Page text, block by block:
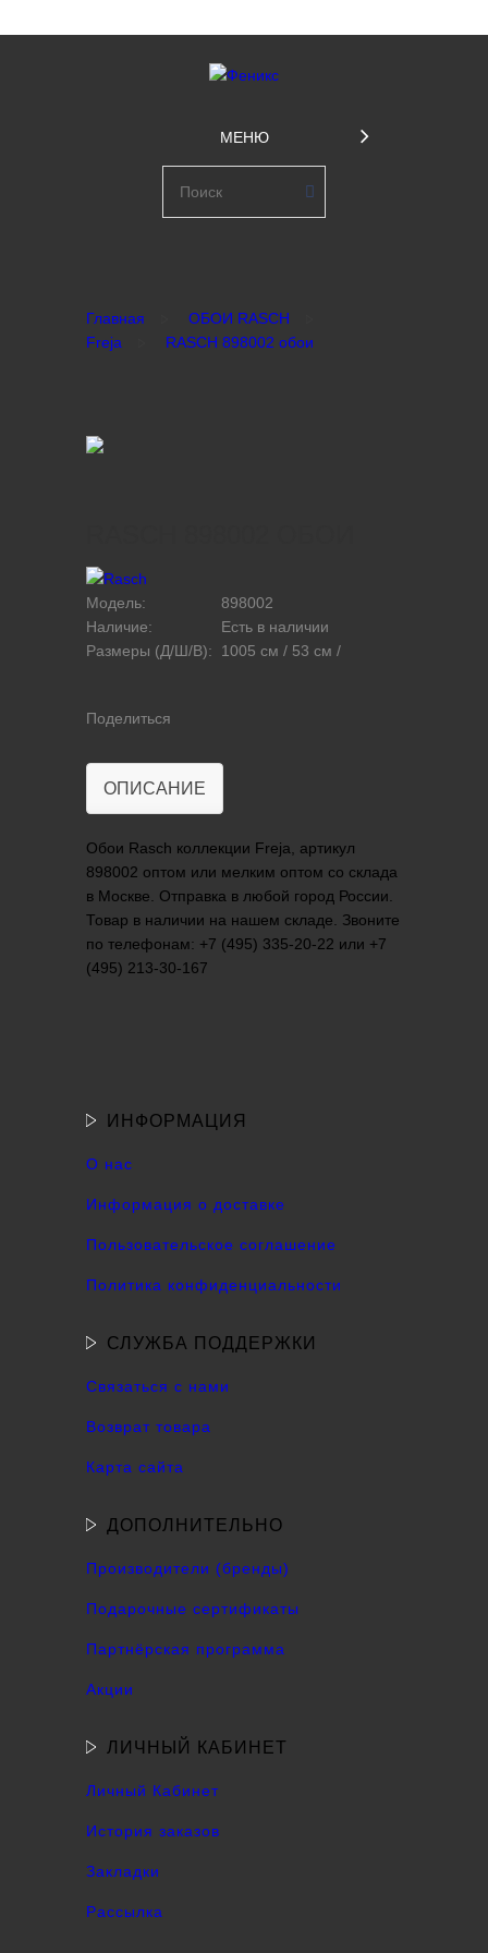
МЕНЮ
Главная
ОБОИ RASCH
Freja
RASCH 898002 обои
Модель:
898002
Наличие:
Есть в наличии
Размеры (Д/Ш/В):
1005 см / 53 см /
Поделиться
ОПИСАНИЕ
Обои Rasch коллекции Freja, артикул
898002 оптом или мелким оптом со склада
в Москве. Отправка в любой город России.
Товар в наличии на нашем складе. Звоните
по телефонам: +7 (495) 335-20-22 или +7
(495) 213-30-167
ИНФОРМАЦИЯ
О нас
Информация о доставке
Пользовательское соглашение
Политика конфиденциальности
СЛУЖБА ПОДДЕРЖКИ
Связаться с нами
Возврат товара
Карта сайта
ДОПОЛНИТЕЛЬНО
Производители (бренды)
Подарочные сертификаты
Партнёрская программа
Акции
ЛИЧНЫЙ КАБИНЕТ
Личный Кабинет
История заказов
Закладки
Рассылка